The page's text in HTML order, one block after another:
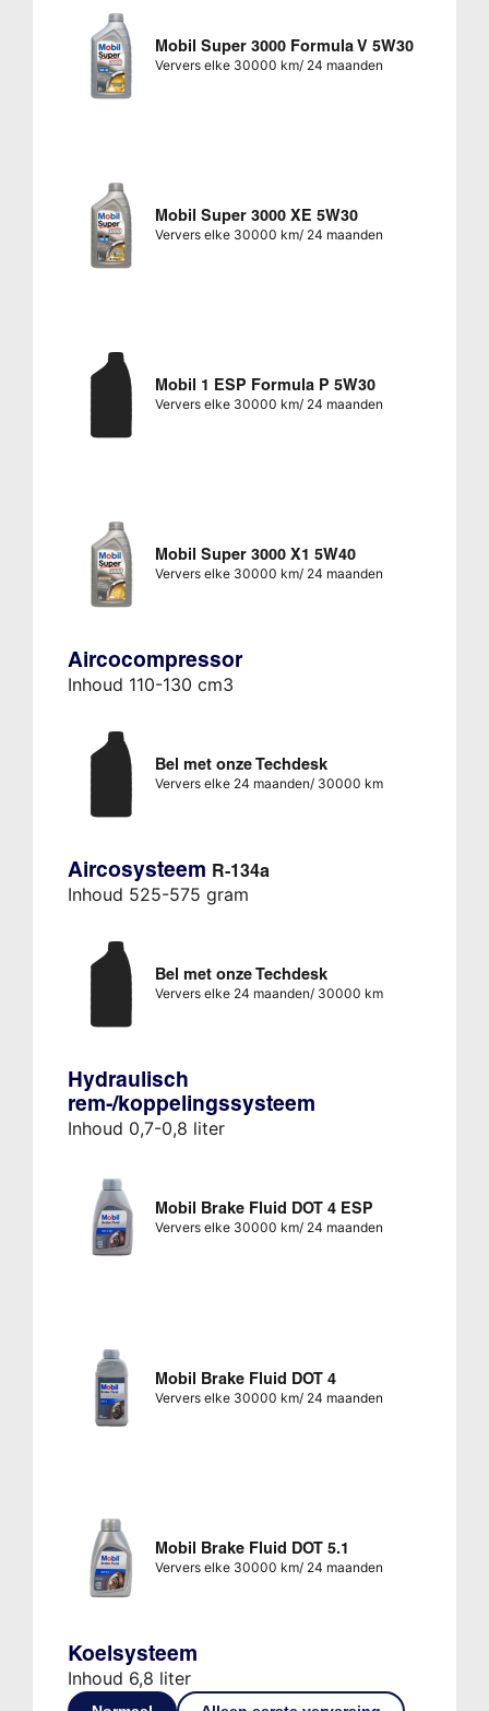
Mobil Super 3000 Formula V 5W30
Ververs elke 30000 km/ 24 maanden
Mobil Super 3000 XE 5W30
Ververs elke 30000 km/ 24 maanden
Mobil 1 ESP Formula P 5W30
Ververs elke 30000 km/ 24 maanden
Mobil Super 3000 X1 5W40
Ververs elke 30000 km/ 24 maanden
Aircocompressor
Inhoud 110-130 cm3
Bel met onze Techdesk
Ververs elke 24 maanden/ 30000 km
Aircosysteem R-134a
Inhoud 525-575 gram
Bel met onze Techdesk
Ververs elke 24 maanden/ 30000 km
Hydraulisch
rem-/koppelingssysteem
Inhoud 0,7-0,8 liter
Mobil Brake Fluid DOT 4 ESP
Ververs elke 30000 km/ 24 maanden
Mobil Brake Fluid DOT 4
Ververs elke 30000 km/ 24 maanden
Mobil Brake Fluid DOT 5.1
Ververs elke 30000 km/ 24 maanden
Koelsysteem
Inhoud 6,8 liter